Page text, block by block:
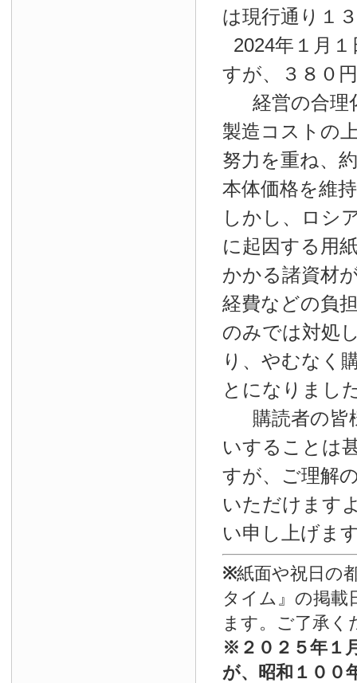
は現行通り１
2024年１月１
すが、３８０
経営の合理
製造コストの
努力を重ね、
本体価格を維
しかし、ロシ
に起因する用
かかる諸資材
経費などの負
のみでは対処
り、やむなく
とになりまし
購読者の皆
いすることは
すが、ご理解
いただけます
い申し上げま
※紙面や祝日の
タイム』の掲載
ます。ご了承く
※ ２０２５年１
が、昭和１００